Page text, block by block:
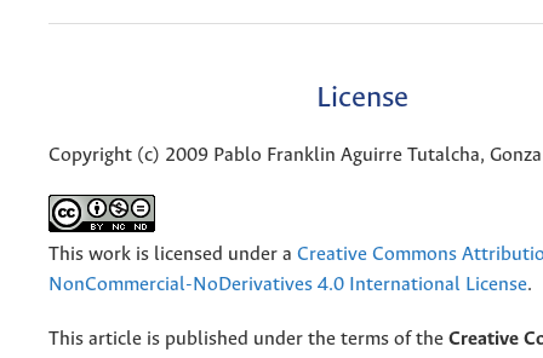
License
Copyright (c) 2009 Pablo Franklin Aguirre Tutalcha,
This work is licensed under a Creative Commons
NonCommercial-NoDerivatives 4.0 International License.
This article is published under the terms of the Creative